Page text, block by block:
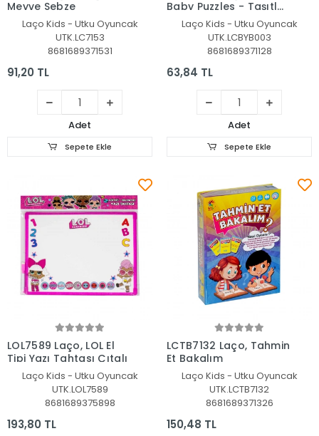
Meyve Sebze
Laço Kids - Utku Oyuncak
UTK.LC7153
8681689371531
91,20 TL
Adet
Sepete Ekle
Baby Puzzles - Taşıtlar
/ 2+2+3+4 Parça
Puzzle / +1 yaş
Laço Kids - Utku Oyuncak
UTK.LCBYB003
8681689371128
63,84 TL
Adet
Sepete Ekle
Sepete Ekle
LOL7589 Laço, LOL El
Tipi Yazı Tahtası Çıtalı
Laço Kids - Utku Oyuncak
UTK.LOL7589
8681689375898
193,80 TL
Sepete Ekle
LCTB7132 Laço, Tahmin
Et Bakalım
Laço Kids - Utku Oyuncak
UTK.LCTB7132
8681689371326
150,48 TL